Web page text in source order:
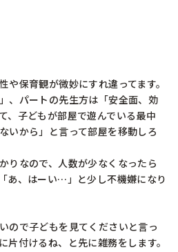
や保育観が微妙にすれ違ってます。
、パートの先生方は「安全面、効
、子どもが部屋で遊んでいる最中
いから」と言って部屋を移動しろ
りなので、人数が少なくなったら
あ、はーい…」と少し不機嫌になり
ので子どもを見てくださいと言っ
片付けるね、と先に雑務をします。